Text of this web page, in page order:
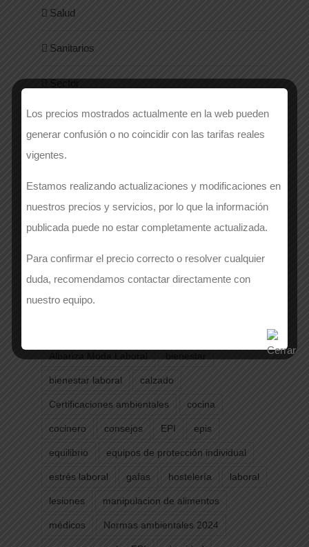
Salud
Sanitarios
Seguridad y Normativa
Sin categoría
Style
Uniformes
Women
bienestar laboral calzado
Certificaciones ambientales cocina
cocinero consejos EPI epis
equilibrio equipos de protección individual
estrés laboral gafas hostelería laboral
lesiones manipulacion de alimentos
médicos Normas ambientales 2024
Los precios mostrados actualmente en la web pueden
generar confusión o no coincidir con las tarifas reales
vigentes.
Estamos realizando actualizaciones y modificaciones en
nuestros precios y servicios, por lo que la información
publicada puede no estar completamente actualizada.
Para confirmar el precio correcto o resolver cualquier
duda, recomendamos contactar directamente con
nuestro equipo.